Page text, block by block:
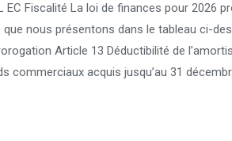
EC Fiscalité La loi de finances pour 2026
nous présentons dans le tableau ci-
Article 13 Déductibilité de
commerciaux acquis jusqu’au 31